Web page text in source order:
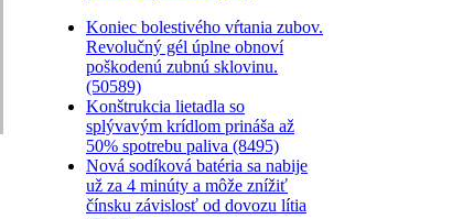
Koniec bolestivého vŕtania zubov.
Revolučný gél úplne obnoví
poškodenú zubnú sklovinu.
(50589)
Konštrukcia lietadla so
splývavým krídlom prináša až
50% spotrebu paliva (8495)
Nová sodíková batéria sa nabije
už za 4 minúty a môže znížiť
čínsku závislosť od dovozu lítia